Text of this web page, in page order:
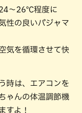
24～26℃程度に
性の良いパジャマ
気を循環させて快
時は、エアコンを
ゃんの体温調節機
すよ！